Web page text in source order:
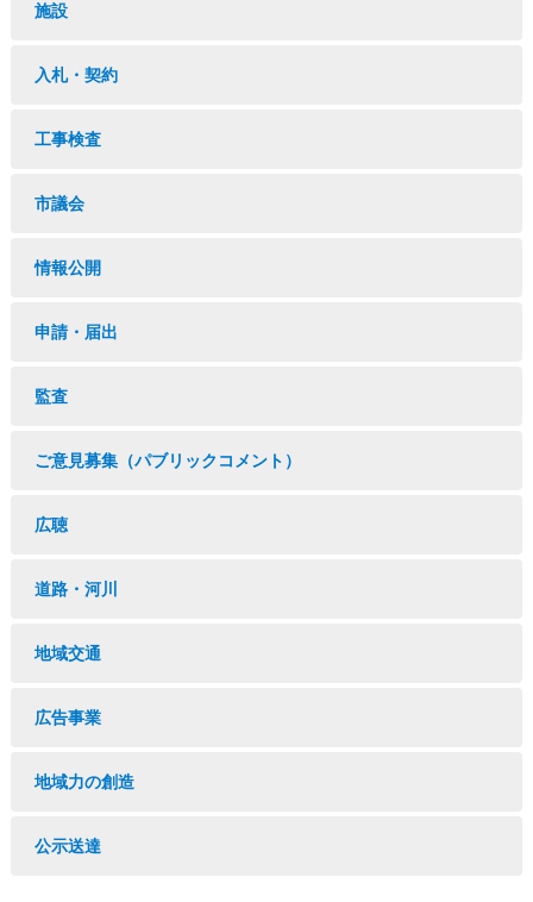
施設
入札・契約
工事検査
市議会
情報公開
申請・届出
監査
ご意見募集（パブリックコメント）
広聴
道路・河川
地域交通
広告事業
地域力の創造
公示送達